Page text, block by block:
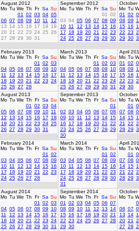
August 2012
Mo Tu We Th Fr Sa Su
01
02 03 04 05
06 07 08 09 10 11
12
13
14 15 16 17 18
19
20 21 22 23 24 25 26
27 28 29 30 31
September 2012
Mo Tu We Th Fr Sa Su
01
02
03 04 05 06 07 08 09
10 11 12 13 14 15 16
17
18 19 20 21 22 23
24 25 26 27 28 29 30
October
Mo Tu
01
02
08 09
15 16
22 23
29 30
February 2013
Mo Tu We Th Fr Sa Su
01
02 03
04 05 06 07 08 09
10
11
12 13 14 15 16
17
18
19 20 21 22 23 24
25 26 27 28
March 2013
Mo Tu We Th Fr Sa Su
01
02 03
04 05 06 07 08 09
10
11
12 13 14 15 16
17
18
19 20 21 22 23 24
25 26 27 28 29 30 31
April
Mo Tu
01
02
08 09
15 16
22 23
29 30
August 2013
Mo Tu We Th Fr Sa Su
01
02 03 04
05 06 07 08 09 10 11
12
13 14 15 16 17
18
19 20 21 22 23 24 25
26 27 28 29 30 31
September 2013
Mo Tu We Th Fr Sa Su
01
02 03 04 05 06 07 08
09
10 11 12 13 14 15
16
17 18 19 20 21
22
23 24 25 26 27 28 29
30
October
Mo Tu
01
07 08
14 15
21
22
28 29
February 2014
Mo Tu We Th Fr Sa Su
01
02
03 04 05 06 07 08 09
10 11 12 13 14 15 16
17
18 19 20 21 22 23
24 25 26 27 28
March 2014
Mo Tu We Th Fr Sa Su
01
02
03 04 05 06 07 08 09
10 11 12 13 14 15 16
17
18 19 20 21 22 23
24 25 26 27 28 29 30
31
April
Mo Tu
01
07 08
14 15
21
22
28 29
August 2014
Mo Tu We Th Fr Sa Su
01
02 03
04 05 06 07 08 09
10
11
12 13 14 15 16
17
18
19 20 21 22 23 24
25 26 27 28 29 30 31
September 2014
Mo Tu We Th Fr Sa Su
01
02 03 04 05 06 07
08 09 10 11 12 13
14
15 16 17 18 19 20 21
22 23 24 25 26 27 28
29 30
October
Mo Tu
06 07
13
14
20 21
27 28